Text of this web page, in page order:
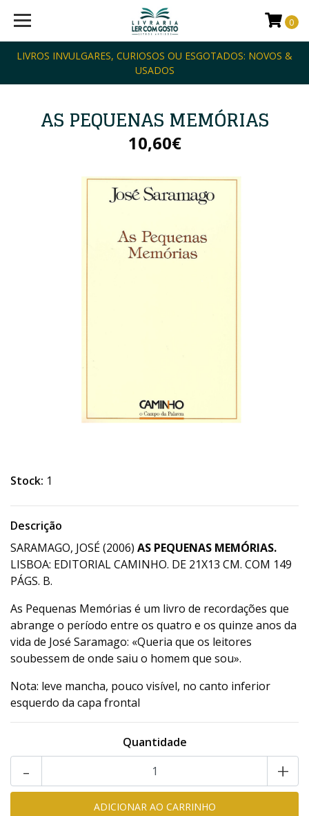
LIVROS INVULGARES, CURIOSOS OU ESGOTADOS: NOVOS &
USADOS
0
AS PEQUENAS MEMÓRIAS
10,60€
Stock: 1
Descrição
SARAMAGO, JOSÉ (2006) AS PEQUENAS MEMÓRIAS.
LISBOA: EDITORIAL CAMINHO. DE 21X13 CM. COM 149
PÁGS. B.
As Pequenas Memórias é um livro de recordações que
abrange o período entre os quatro e os quinze anos da
vida de José Saramago: «Queria que os leitores
soubessem de onde saiu o homem que sou».
Nota: leve mancha, pouco visível, no canto inferior
esquerdo da capa frontal
Quantidade
+
-